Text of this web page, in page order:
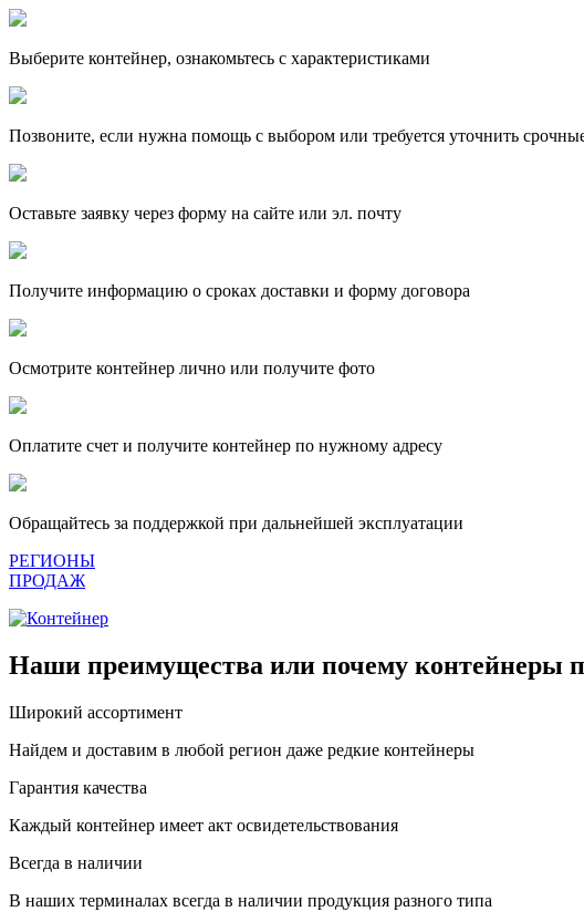
Выберите контейнер, ознакомьтесь с характеристиками
Позвоните, если нужна помощь с выбором или требуется уточнить
Оставьте заявку через форму на сайте или эл. почту
Получите информацию о сроках доставки и форму договора
Осмотрите контейнер лично или получите фото
Оплатите счет и получите контейнер по нужному адресу
Обращайтесь за поддержкой при дальнейшей эксплуатации
РЕГИОНЫ
ПРОДАЖ
Наши преимущества или почему контейнеры
Широкий ассортимент
Найдем и доставим в любой регион даже редкие контейнеры
Гарантия качества
Каждый контейнер имеет акт освидетельствования
Всегда в наличии
В наших терминалах всегда в наличии продукция разного типа